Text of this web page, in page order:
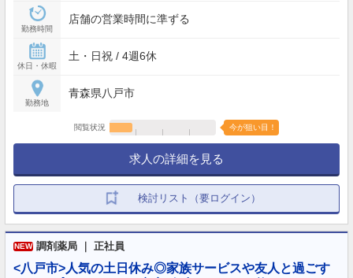
勤務時間
店舗の営業時間に準ずる
休日・休暇
土・日祝 / 4週6休
勤務地
青森県八戸市
閲覧状況 今が狙い目！
求人の詳細を見る
検討リスト（要ログイン）
NEW 調剤薬局 ｜ 正社員
<八戸市>人気の土日休み◎家族サービスや友人と過ごす